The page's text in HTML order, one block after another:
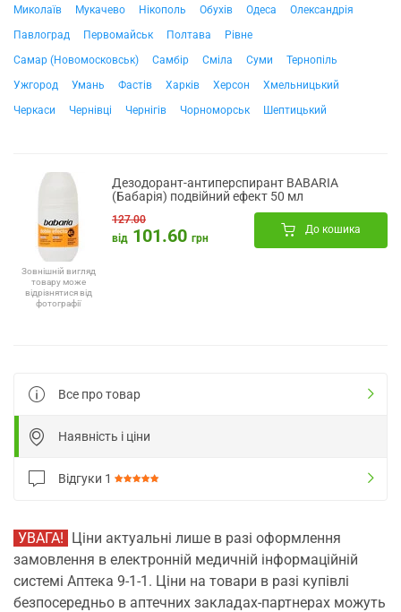
Миколаїв
Мукачево Нікополь Обухів Одеса
Олександрія
Павлоград
Первомайськ Полтава
Рівне
Самар (Новомосковськ)
Самбір Сміла Суми
Тернопіль
Ужгород
Умань Фастів Харків Херсон
Хмельницький
Черкаси
Чернівці Чернігів Чорноморськ Шептицький
Зовнішній вигляд
товару може
відрізнятися від
фотографії
Дезодорант-антиперспирант BABARIA
(Бабарія) подвійний ефект 50 мл
127.00
від 101.60 грн
До кошика
Все про товар
Наявність і ціни
Відгуки 1
УВАГА! Ціни актуальні лише в разі оформлення
замовлення в електронній медичній інформаційній
системі Аптека 9-1-1. Ціни на товари в разі купівлі
безпосередньо в аптечних закладах-партнерах можуть